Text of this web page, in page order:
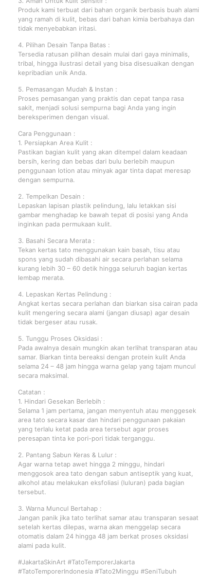
Produk kami terbuat dari bahan organik berbasis buah alami
yang ramah di kulit, bebas dari bahan kimia berbahaya dan
tidak menyebabkan iritasi.
4. Pilihan Desain Tanpa Batas :
Tersedia ratusan pilihan desain mulai dari gaya minimalis,
tribal, hingga ilustrasi detail yang bisa disesuaikan dengan
kepribadian unik Anda.
5. Pemasangan Mudah & Instan :
Proses pemasangan yang praktis dan cepat tanpa rasa
sakit, menjadi solusi sempurna bagi Anda yang ingin
bereksperimen dengan visual.
Cara Penggunaan :
1. Persiapkan Area Kulit :
Pastikan bagian kulit yang akan ditempel dalam keadaan
bersih, kering dan bebas dari bulu berlebih maupun
penggunaan lotion atau minyak agar tinta dapat meresap
dengan sempurna.
2. Tempelkan Desain :
Lepaskan lapisan plastik pelindung, lalu letakkan sisi
gambar menghadap ke bawah tepat di posisi yang Anda
inginkan pada permukaan kulit.
3. Basahi Secara Merata :
Tekan kertas tato menggunakan kain basah, tisu atau
spons yang sudah dibasahi air secara perlahan selama
kurang lebih 30 – 60 detik hingga seluruh bagian kertas
lembap merata.
4. Lepaskan Kertas Pelindung :
Angkat kertas secara perlahan dan biarkan sisa cairan pada
kulit mengering secara alami (jangan diusap) agar desain
tidak bergeser atau rusak.
5. Tunggu Proses Oksidasi :
Pada awalnya desain mungkin akan terlihat transparan atau
samar. Biarkan tinta bereaksi dengan protein kulit Anda
selama 24 – 48 jam hingga warna gelap yang tajam muncul
secara maksimal.
Catatan :
1. Hindari Gesekan Berlebih :
Selama 1 jam pertama, jangan menyentuh atau menggesek
area tato secara kasar dan hindari penggunaan pakaian
yang terlalu ketat pada area tersebut agar proses
peresapan tinta ke pori-pori tidak terganggu.
2. Pantang Sabun Keras & Lulur :
Agar warna tetap awet hingga 2 minggu, hindari
menggosok area tato dengan sabun antiseptik yang kuat,
alkohol atau melakukan eksfoliasi (luluran) pada bagian
tersebut.
3. Warna Muncul Bertahap :
Jangan panik jika tato terlihat samar atau transparan sesaat
setelah kertas dilepas, warna akan menggelap secara
otomatis dalam 24 hingga 48 jam berkat proses oksidasi
alami pada kulit.
#JakartaSkinArt #TatoTemporerJakarta
#TatoTemporerIndonesia #Tato2Minggu #SeniTubuh